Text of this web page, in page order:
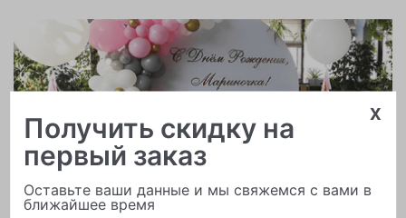
Арки и гирлянды из шаров
x
Получить скидку на
первый заказ
Оставьте ваши данные и мы свяжемся с вами в
ближайшее время